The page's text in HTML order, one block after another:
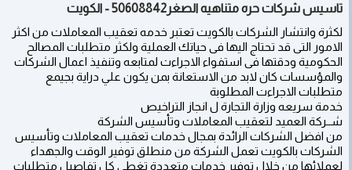
تاسيس شركات حره متناهيه الصغر50608842 - الكويت
لكثرة وانتشار الشركات بالكويت تعتبر خدمه تعقيب المعاملات من اكثر
الامور التى قد تحتاج اليها فى حياتك العملية ولكثر متطلبات المصالح
الحكومية ودقتها فى استفواء الاجراءت لمتابعه وتنفيذ اعمال الشركات
والمؤسسات كان لابد من الاستعانة بمن يكون علي دراية بجيمع
متطلبات الاجراءت المطلوبة
خدمة سريعه وزارة التجارة ل انجاز التراخيص
شــركة العميد لتعقيب المعاملات وتأسيس الشركة
من افضل الشركات الرائدة بمجال خدمات تعقيب المعاملات وتأسيس
الشركات بالكويت تعمل الشركة من منطلق توفير الوقت والجهداء
لعملائها من خلال توفير خدمات متعددة تغطي كل تفاصيل متطلبات